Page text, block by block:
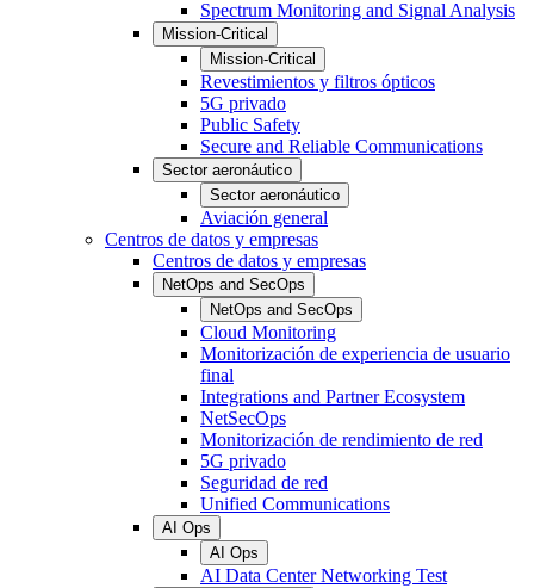
Spectrum Monitoring and Signal Analysis
Mission-Critical
Mission-Critical
Revestimientos y filtros ópticos
5G privado
Public Safety
Secure and Reliable Communications
Sector aeronáutico
Sector aeronáutico
Aviación general
Centros de datos y empresas
Centros de datos y empresas
NetOps and SecOps
NetOps and SecOps
Cloud Monitoring
Monitorización de experiencia de usuario
final
Integrations and Partner Ecosystem
NetSecOps
Monitorización de rendimiento de red
5G privado
Seguridad de red
Unified Communications
AI Ops
AI Ops
AI Data Center Networking Test